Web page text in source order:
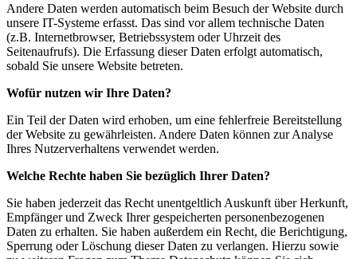
Andere Daten werden automatisch beim Besuch der Website durch
unsere IT-Systeme erfasst. Das sind vor allem technische Daten
(z.B. Internetbrowser, Betriebssystem oder Uhrzeit des
Seitenaufrufs). Die Erfassung dieser Daten erfolgt automatisch,
sobald Sie unsere Website betreten.
Wofür nutzen wir Ihre Daten?
Ein Teil der Daten wird erhoben, um eine fehlerfreie Bereitstellung
der Website zu gewährleisten. Andere Daten können zur Analyse
Ihres Nutzerverhaltens verwendet werden.
Welche Rechte haben Sie bezüglich Ihrer Daten?
Sie haben jederzeit das Recht unentgeltlich Auskunft über Herkunft,
Empfänger und Zweck Ihrer gespeicherten personenbezogenen
Daten zu erhalten. Sie haben außerdem ein Recht, die Berichtigung,
Sperrung oder Löschung dieser Daten zu verlangen. Hierzu sowie